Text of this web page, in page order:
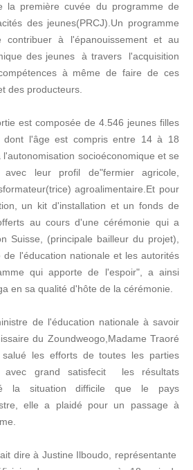
la première cuvée du programme de
des jeunes(PRCJ).Un programme
à l'épanouissement et au
des jeunes à travers l'acquisition
à même de faire de ces
des producteurs.
est composée de 4.546 jeunes filles
dont l'âge est compris entre 14 à 18
socioéconomique et se
avec leur profil de"fermier agricole,
agroalimentaire.Et pour
un kit d'installation et un fonds de
au cours d'une cérémonie qui a
Suisse, (principale bailleur du projet),
de l'éducation nationale et les autorités
qui apporte de l'espoir", a ainsi
en sa qualité d'hôte de la cérémonie.
de l'éducation nationale à savoir
du Zoundweogo,Madame Traoré
les efforts de toutes les parties
grand satisfecit les résultats
la situation difficile que le pays
elle a plaidé pour un passage à
dire à Justine Ilboudo, représentante